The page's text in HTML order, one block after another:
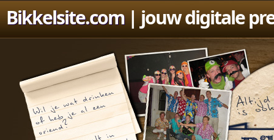
Bikkelsite.com| jouw digitale